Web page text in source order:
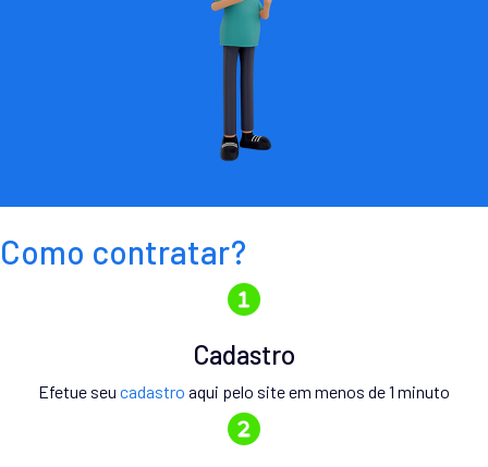
Como contratar?
Cadastro
Efetue seu cadastro aqui pelo site em menos de 1 minuto